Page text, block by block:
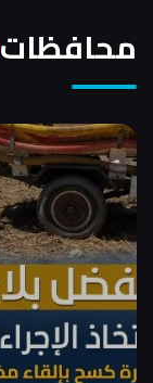
محافظات